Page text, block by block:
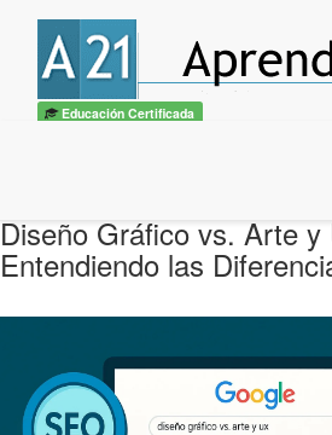
Educación Certificada
Diseño Gráfico vs. Arte y
Entendiendo las